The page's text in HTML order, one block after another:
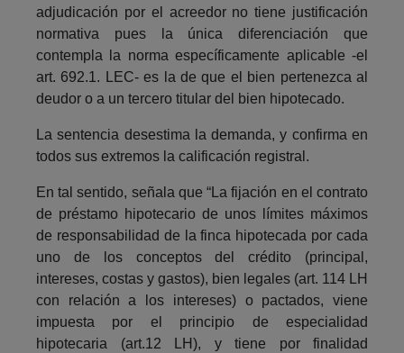
adjudicación por el acreedor no tiene justificación
normativa pues la única diferenciación que
contempla la norma específicamente aplicable -el
art. 692.1. LEC- es la de que el bien pertenezca al
deudor o a un tercero titular del bien hipotecado.
La sentencia desestima la demanda, y confirma en
todos sus extremos la calificación registral.
En tal sentido, señala que “La fijación en el contrato
de préstamo hipotecario de unos límites máximos
de responsabilidad de la finca hipotecada por cada
uno de los conceptos del crédito (principal,
intereses, costas y gastos), bien legales (art. 114 LH
con relación a los intereses) o pactados, viene
impuesta por el principio de especialidad
hipotecaria (art.12 LH), y tiene por finalidad